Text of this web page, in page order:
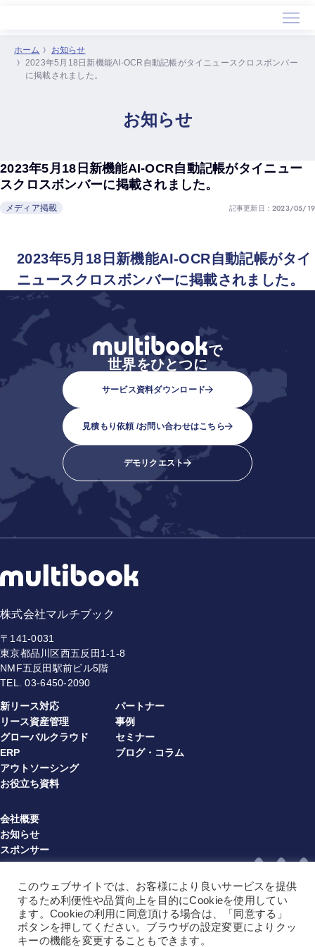
ホーム
ホーム
お知らせ
2023年5月18日新機能AI-OCR自動記帳がタイニュースクロスボンバー
に掲載されました。
お知らせ
2023年5月18日新機能AI-OCR自動記帳がタイニュー
スクロスボンバーに掲載されました。
メディア掲載 記事更新日：2023/05/19
2023年5月18日新機能AI-OCR自動記帳がタイ
ニュースクロスボンバーに掲載されました。
で
世界をひとつに
サービス資料ダウンロード
見積もり依頼 /お問い合わせはこちら
デモリクエスト
株式会社マルチブック
〒141-0031
東京都品川区西五反田1-1-8
NMF五反田駅前ビル5階
TEL.03-6450-2090
新リース対応
リース資産管理
グローバルクラウド
ERP
アウトソーシング
お役立ち資料
パートナー
事例
セミナー
ブログ・コラム
会社概要
お知らせ
スポンサー
情報セキュリティ方針
利用規約（multibook）（JA）
利用規約（multibook）（EN）
利用規約（BPO）（JA）
利用規約（BPO）（EN）
このウェブサイトでは、お客様により良いサービスを提供
するため利便性や品質向上を目的にCookieを使用してい
ます。Cookieの利用に同意頂ける場合は、「同意する」
ボタンを押してください。ブラウザの設定変更によりクッ
キーの機能を変更することもできます。